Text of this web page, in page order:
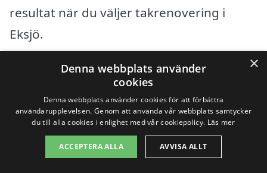
resultat när du väljer takrenovering i
Eksjö.
Få 3 erbjudanden, gratis och utan
förpliktelser
Sök efter en
×
Denna webbplats använder
cookies
Denna webbplats använder cookies för att förbättra
användarupplevelsen. Genom att använda vår webbplats samtycker
du till alla cookies i enlighet med vår cookiepolicy. Läs mer
ACCEPTERA ALLA AVVISA ALLT